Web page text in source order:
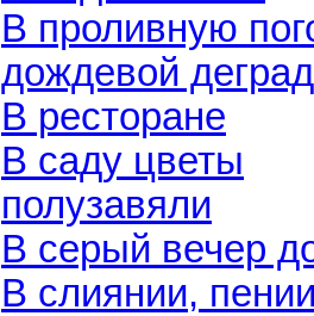
В проливную
дождевой
В ресторане
В саду цветы
полузавяли
В серый вечер
В слиянии,